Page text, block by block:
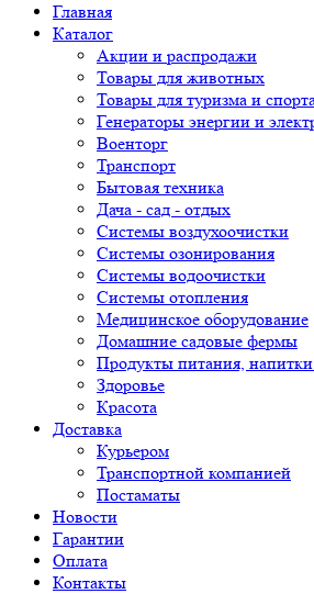
Главная
Каталог
Акции и распродажи
Товары для животных
Товары для туризма и
Генераторы энергии и
Военторг
Транспорт
Бытовая техника
Дача - сад - отдых
Системы воздухоочистки
Системы озонирования
Системы водоочистки
Системы отопления
Медицинское оборудование
Домашние садовые фермы
Продукты питания,
Здоровье
Красота
Доставка
Курьером
Транспортной компанией
Постаматы
Новости
Гарантии
Оплата
Контакты